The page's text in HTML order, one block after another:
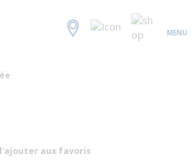
MENU
aux favoris